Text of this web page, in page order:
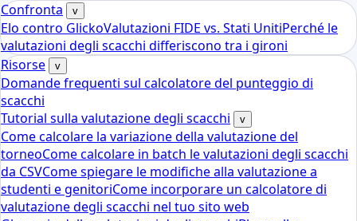
Confronta
v
Elo contro GlickoValutazioni FIDE vs. Stati UnitiPerché le
valutazioni degli scacchi differiscono tra i gironi
Risorse
v
Domande frequenti sul calcolatore del punteggio di
scacchi
Tutorial sulla valutazione degli scacchi
v
Come calcolare la variazione della valutazione del
torneoCome calcolare in batch le valutazioni degli scacchi
da CSVCome spiegare le modifiche alla valutazione a
studenti e genitoriCome incorporare un calcolatore di
valutazione degli scacchi nel tuo sito web